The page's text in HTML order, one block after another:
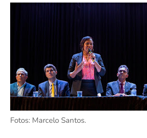
Fotos: Marcelo Santos.